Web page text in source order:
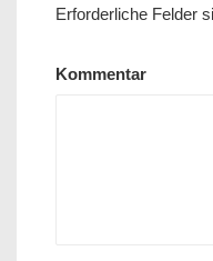
Erforderliche Felder
Kommentar